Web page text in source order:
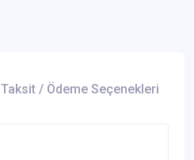
Taksit / Ödeme Seçenekleri